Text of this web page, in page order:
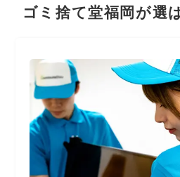
ゴミ捨て堂福岡が選